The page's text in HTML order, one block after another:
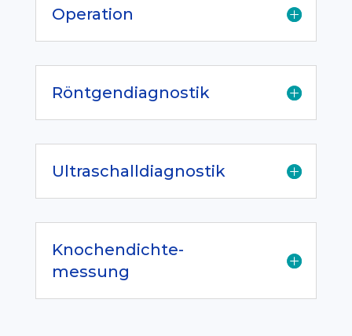
Operation
Röntgendiagnostik
Ultraschalldiagnostik
Knochendichte-
messung